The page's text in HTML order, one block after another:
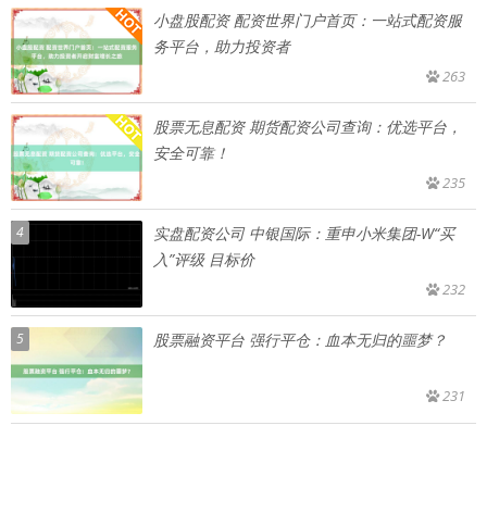
小盘股配资 配资世界门户首页：一站式配资服
务平台，助力投资者
263
股票无息配资 期货配资公司查询：优选平台，
安全可靠！
235
4
实盘配资公司 中银国际：重申小米集团-W“买
入”评级 目标价
232
5 股票融资平台 强行平仓：血本无归的噩梦？
231